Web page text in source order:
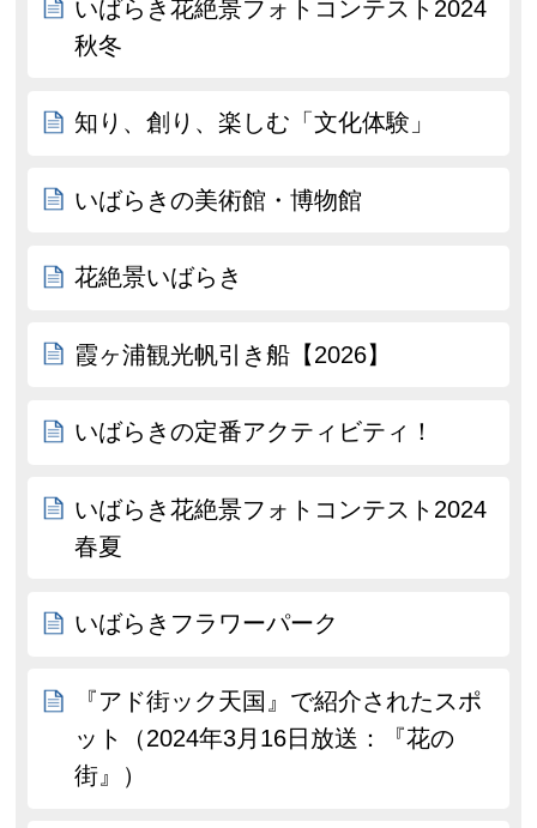
いばらき花絶景フォトコンテスト2024
秋冬
知り、創り、楽しむ「文化体験」
いばらきの美術館・博物館
花絶景いばらき
霞ヶ浦観光帆引き船【2026】
いばらきの定番アクティビティ！
いばらき花絶景フォトコンテスト2024
春夏
いばらきフラワーパーク
『アド街ック天国』で紹介されたスポ
ット（2024年3月16日放送：『花の
街』）